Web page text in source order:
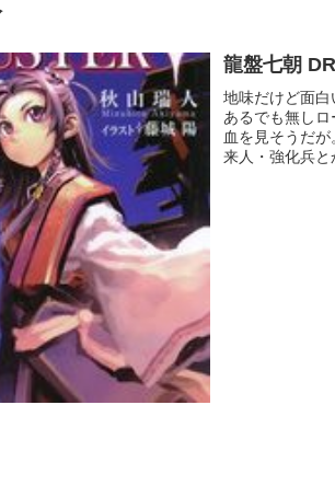
龍盤七朝
地味だけど面
あるでも無し
血を見そうだ
来人・強化兵と